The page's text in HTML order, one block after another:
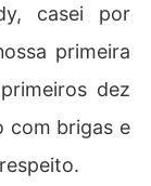
casei por
primeira
dez
com brigas e